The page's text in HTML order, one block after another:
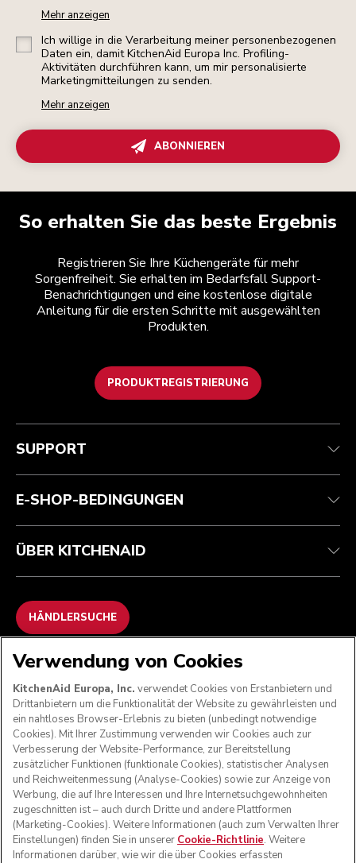
Mehr anzeigen
Ich willige in die Verarbeitung meiner personenbezogenen
Daten ein, damit KitchenAid Europa Inc. Profiling-
Aktivitäten durchführen kann, um mir personalisierte
Marketingmitteilungen zu senden.
Mehr anzeigen
ABONNIEREN
So erhalten Sie das beste Ergebnis
Registrieren Sie Ihre Küchengeräte für mehr
Sorgenfreiheit. Sie erhalten im Bedarfsfall Support-
Benachrichtigungen und eine kostenlose digitale
Anleitung für die ersten Schritte mit ausgewählten
Produkten.
PRODUKTREGISTRIERUNG
Kundenservice
Garantie und Dokumente
Kontaktieren Sie uns.
Teilnahmebedingungen
Rückgaben und Erstattungen
Impressum
ODR
Die Marke
Händlersuche
SUPPORT
E-SHOP-BEDINGUNGEN
ÜBER KITCHENAID
HÄNDLERSUCHE
WIR AKZEPTIEREN
FOLGEN SIE UNS
Verwendung von Cookies
KitchenAid Europa, Inc. verwendet Cookies von Erstanbietern und
Drittanbietern um die Funktionalität der Website zu gewährleisten und
ein nahtloses Browser-Erlebnis zu bieten (unbedingt notwendige
Cookies). Mit Ihrer Zustimmung verwenden wir Cookies auch zur
Verbesserung der Website-Performance, zur Bereitstellung
zusätzlicher Funktionen (funktionale Cookies), statistischer Analysen
und Reichweitenmessung (Analyse-Cookies) sowie zur Anzeige von
Werbung, die auf Ihre Interessen und Ihre Internetsuchgewohnheiten
zugeschnitten ist – auch durch Dritte und andere Plattformen
(Marketing-Cookies). Weitere Informationen (auch zum Verwalten Ihrer
Einstellungen) finden Sie in unserer Cookie-Richtlinie. Weitere
Informationen darüber, wie wir die über Cookies erfassten